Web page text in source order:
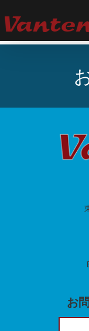
to
content
お